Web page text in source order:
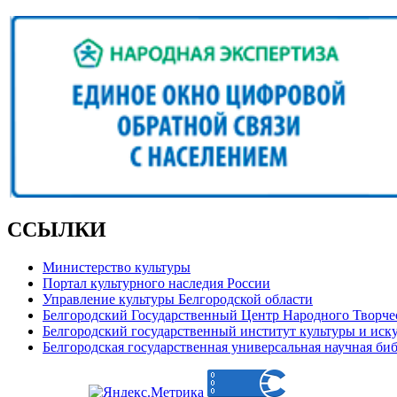
ССЫЛКИ
Министерство культуры
Портал культурного наследия России
Управление культуры Белгородской области
Белгородский Государственный Центр Народного
Белгородский государственный институт культуры и
Белгородская государственная универсальная научная